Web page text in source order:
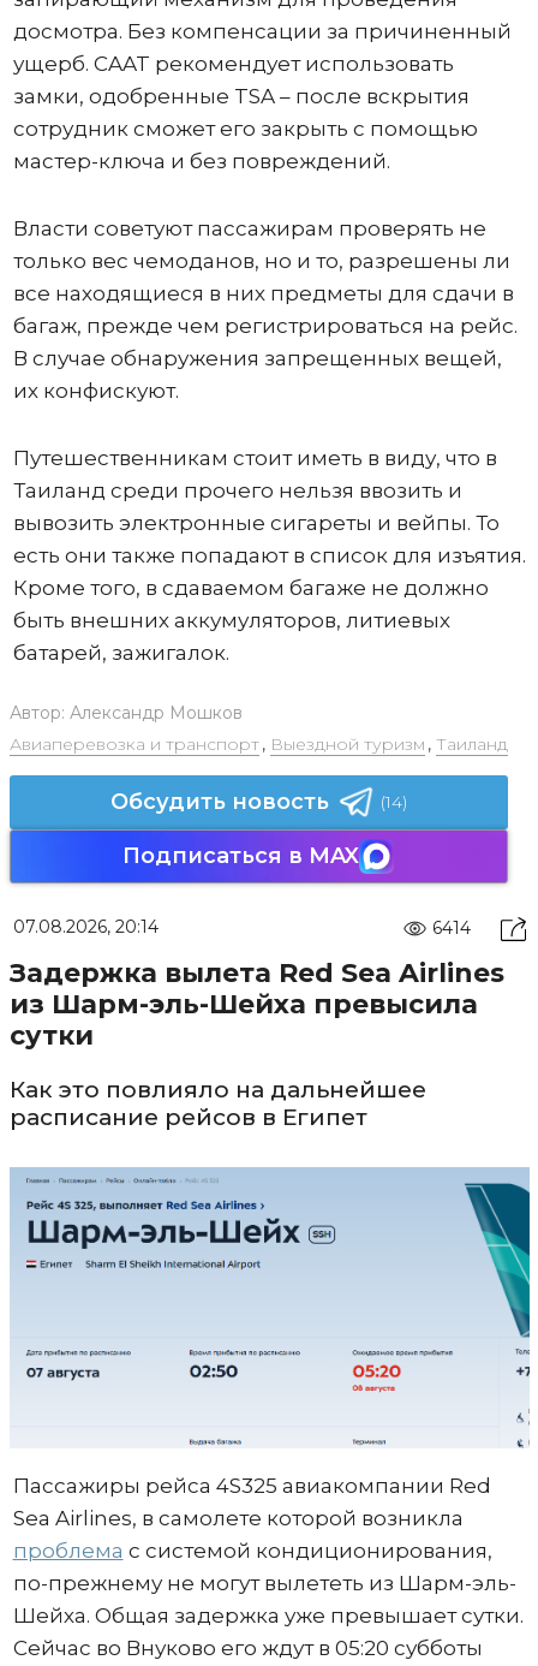
досмотра. Без компенсации за причиненный
ущерб. CAAT рекомендует использовать
замки, одобренные TSA – после вскрытия
сотрудник сможет его закрыть с помощью
мастер-ключа и без повреждений.
Власти советуют пассажирам проверять не
только вес чемоданов, но и то, разрешены ли
все находящиеся в них предметы для сдачи в
багаж, прежде чем регистрироваться на рейс.
В случае обнаружения запрещенных вещей,
их конфискуют.
Путешественникам стоит иметь в виду, что в
Таиланд среди прочего нельзя ввозить и
вывозить электронные сигареты и вейпы. То
есть они также попадают в список для изъятия.
Кроме того, в сдаваемом багаже не должно
быть внешних аккумуляторов, литиевых
батарей, зажигалок.
Автор: Александр Мошков
Авиаперевозка и транспорт, Выездной туризм , Таиланд
Обсудить новость (14)
Подписаться в MAX
07.08.2026, 20:14 6414
Задержка вылета Red Sea Airlines
из Шарм-эль-Шейха превысила
сутки
Как это повлияло на дальнейшее
расписание рейсов в Египет
Пассажиры рейса 4S325 авиакомпании Red
Sea Airlines, в самолете которой возникла
проблема с системой кондиционирования,
по-прежнему не могут вылететь из Шарм-эль-
Шейха. Общая задержка уже превышает сутки.
Сейчас во Внуково его ждут в 05:20 субботы